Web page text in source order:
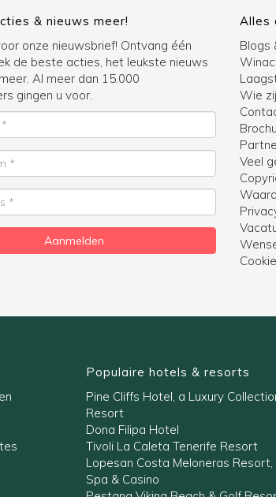
& nieuws meer!
onze nieuwsbrief! Ontvang één
de beste acties, het leukste nieuws
Al meer dan 15.000
gingen u voor.
Aanmelden
Alles
Blogs
Wie
Veel
Populaire hotels & resorts
Pine Cliffs Hotel, a Luxury
Resort
Dona Filipa Hotel
Tivoli La Caleta Tenerife Resort
Lopesan Costa Meloneras Resort,
Spa & Casino